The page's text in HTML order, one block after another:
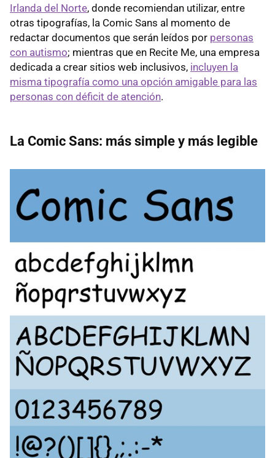
Irlanda del Norte, donde recomiendan utilizar, entre
otras tipografías, la Comic Sans al momento de
redactar documentos que serán leídos por personas
con autismo; mientras que en Recite Me, una empresa
dedicada a crear sitios web inclusivos, incluyen la
misma tipografía como una opción amigable para las
personas con déficit de atención.
La Comic Sans: más simple y más legible